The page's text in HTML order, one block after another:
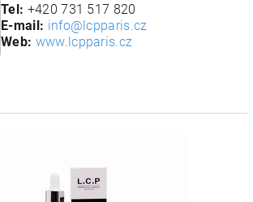
Tel: +420 731 517 820
E-mail: info@lcpparis.cz
Web: www.lcpparis.cz